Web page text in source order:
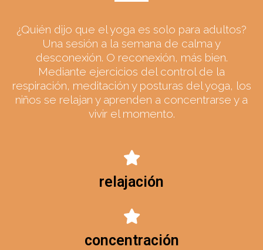
¿Quién dijo que el yoga es solo para adultos?
Una sesión a la semana de calma y
desconexión. O reconexión, más bien.
Mediante ejercicios del control de la
respiración, meditación y posturas del yoga, los
niños se relajan y aprenden a concentrarse y a
vivir el momento.
relajación
concentración